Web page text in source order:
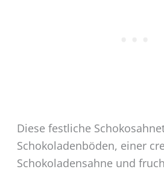
Diese festliche
Schokoladenböden, einer
Schokoladensahne und